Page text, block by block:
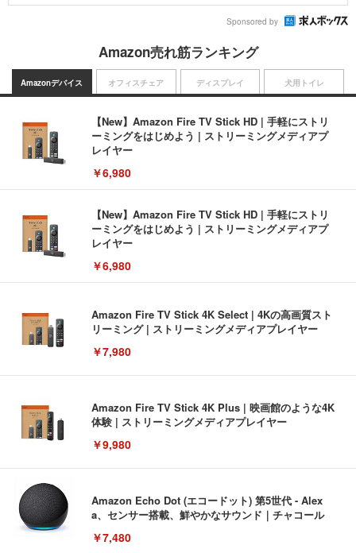
Sponsored by
Amazon売れ筋ランキング
Amazonデバイス
【New】Amazon Fire TV Stick HD | 手軽にストリ
ーミングをはじめよう | ストリーミングメディアプ
レイヤー
￥6,980
【New】Amazon Fire TV Stick HD | 手軽にストリ
ーミングをはじめよう | ストリーミングメディアプ
レイヤー
￥6,980
Amazon Fire TV Stick 4K Select | 4Kの高画質スト
リーミング | ストリーミングメディアプレイヤー
￥7,980
Amazon Fire TV Stick 4K Plus | 映画館のような4K
体験 | ストリーミングメディアプレイヤー
￥9,980
Amazon Echo Dot (エコードット) 第5世代 - Alex
a、センサー搭載、鮮やかなサウンド｜チャコール
￥7,480
オフィスチェア ディスプレイ 犬用トイレ